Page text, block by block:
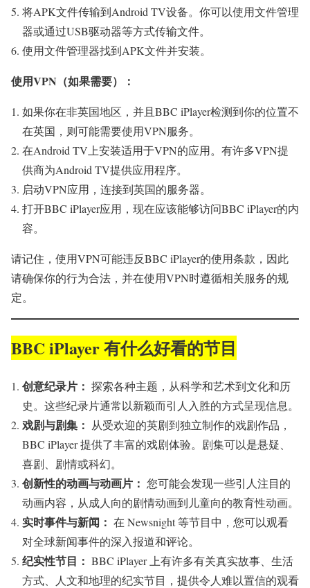
将APK文件传输到Android TV设备。你可以使用文件管理
器或通过USB驱动器等方式传输文件。
使用文件管理器找到APK文件并安装。
使用VPN（如果需要）：
如果你在非英国地区，并且BBC iPlayer检测到你的位置不
在英国，则可能需要使用VPN服务。
在Android TV上安装适用于VPN的应用。有许多VPN提
供商为Android TV提供应用程序。
启动VPN应用，连接到英国的服务器。
打开BBC iPlayer应用，现在应该能够访问BBC iPlayer的内
容。
请记住，使用VPN可能违反BBC iPlayer的使用条款，因此
请确保你的行为合法，并在使用VPN时遵循相关服务的规
定。
BBC iPlayer 有什么好看的节目
创意纪录片： 探索各种主题，从科学和艺术到文化和历
史。这些纪录片通常以新颖而引人入胜的方式呈现信息。
戏剧与剧集： 从受欢迎的英剧到独立制作的戏剧作品，
BBC iPlayer 提供了丰富的戏剧体验。剧集可以是悬疑、
喜剧、剧情或科幻。
创新性的动画与动画片： 您可能会发现一些引人注目的
动画内容，从成人向的剧情动画到儿童向的教育性动画。
实时事件与新闻： 在 Newsnight 等节目中，您可以观看
对全球新闻事件的深入报道和评论。
纪实性节目： BBC iPlayer 上有许多有关真实故事、生活
方式、人文和地理的纪实节目，提供令人难以置信的观看